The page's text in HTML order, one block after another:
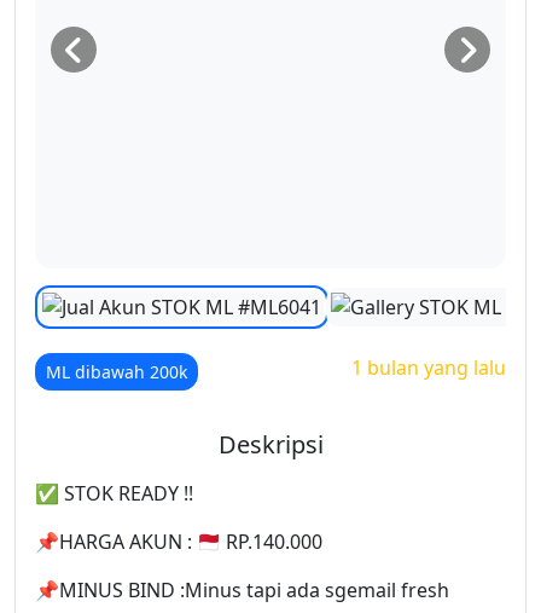
ML dibawah 200k 1 bulan yang lalu
Deskripsi
✅️ STOK READY !!
📌HARGA AKUN : 🇲🇨 RP.140.000
📌MINUS BIND :Minus tapi ada sgemail fresh